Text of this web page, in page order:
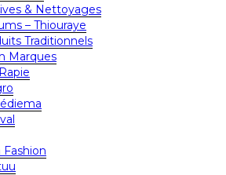
& Nettoyages
– Thiouraye
Traditionnels
Marques
Fashion